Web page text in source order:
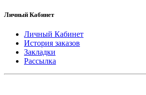
Личный Кабинет
Личный Кабинет
История заказов
Закладки
Рассылка